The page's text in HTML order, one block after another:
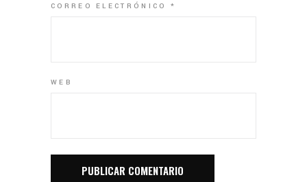
CORREO ELECTRÓNICO *
WEB